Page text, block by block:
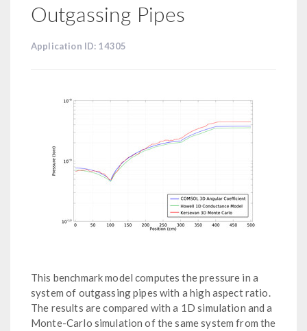
Outgassing Pipes
Application ID: 14305
This benchmark model computes the pressure in a
system of outgassing pipes with a high aspect ratio.
The results are compared with a 1D simulation and a
Monte-Carlo simulation of the same system from the